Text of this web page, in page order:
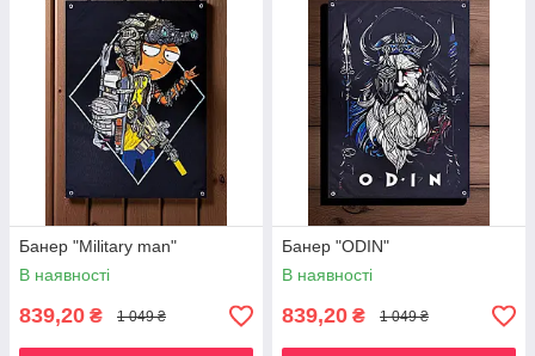
Банер "Military man"
В наявності
839,20 ₴ 1 049 ₴
Банер "ODIN"
В наявності
839,20 ₴ 1 049 ₴